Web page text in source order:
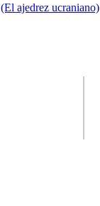
(El ajedrez ucraniano)